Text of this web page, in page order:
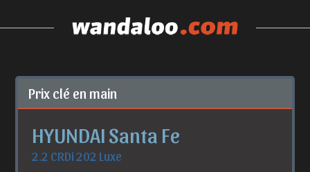
Prix clé en main
HYUNDAI Santa Fe
2.2 CRDi 202 Luxe